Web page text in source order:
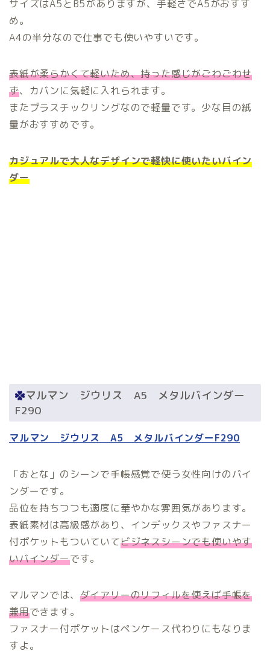
サイズはA5とB5がありますが、手軽さでA5がおすす
め。
A4の半分なので仕事でも使いやすいです。
表紙が柔らかくて軽いため、持った感じがごわごわせ
ず、カバンに気軽に入れられます。
またプラスチックリングなので軽量です。少な目の紙
量がおすすめです。
カジュアルで大人なデザインで軽快に使いたいバイン
ダー
マルマン ジウリス A5 メタルバインダー
F290
マルマン ジウリス A5 メタルバインダーF290
「おとな」のシーンで手帳感覚で使う女性向けのバイ
ンダーです。
品位を持ちつつも適度に華やかな雰囲気があります。
表紙素材は高級感があり、インデックスやファスナー
付ポケットもついていてビジネスシーンでも使いやす
いバインダーです。
マルマンでは、 ダイアリーのリフィルを使えば手帳を
兼用できます。
ファスナー付ポケットはペンケース代わりにもなりま
すよ。